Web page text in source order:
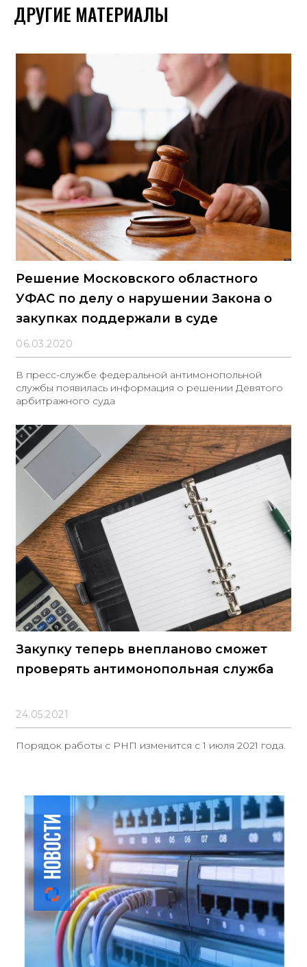
ДРУГИЕ МАТЕРИАЛЫ
Решение Московского областного
УФАС по делу о нарушении Закона о
закупках поддержали в суде
06.03.2020
В пресс-службе федеральной антимонопольной
службы появилась информация о решении Девятого
арбитражного суда
Закупку теперь внепланово сможет
проверять антимонопольная служба
24.05.2021
Порядок работы с РНП изменится с 1 июля 2021 года.